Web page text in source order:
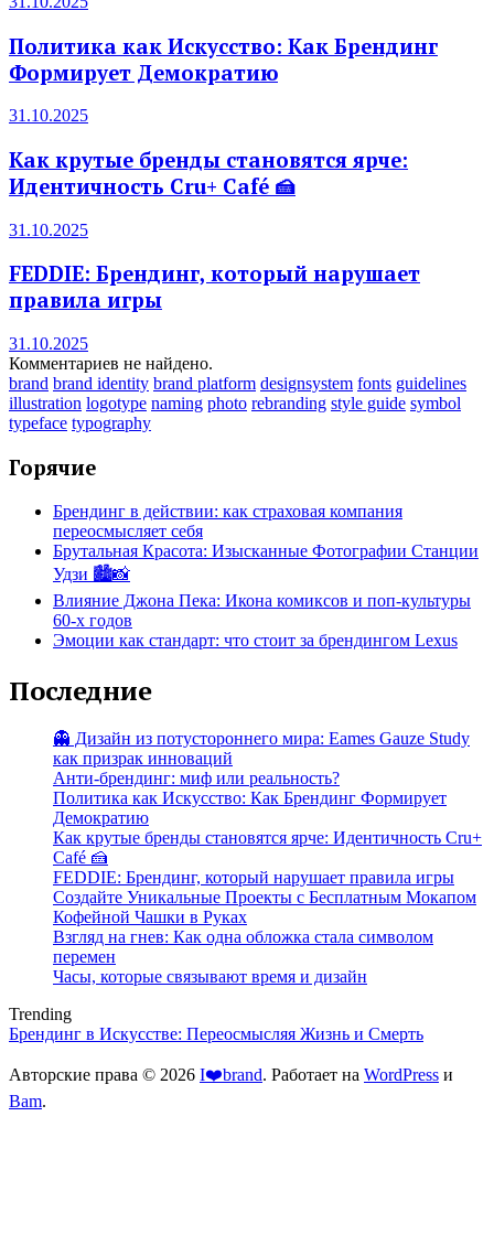
Политика как Искусство: Как Брендинг
Формирует Демократию
31.10.2025
Как крутые бренды становятся ярче:
Идентичность Cru+ Café 🍰
31.10.2025
FEDDIE: Брендинг, который нарушает
правила игры
31.10.2025
Комментариев не найдено.
brand brand identity brand platform designsystem fonts guidelines
illustration logotype naming photo rebranding style guide symbol
typeface typography
Горячие
Брендинг в действии: как страховая компания
переосмысляет себя
Брутальная Красота: Изысканные Фотографии Станции
Удзи 🏙️📸
Влияние Джона Пека: Икона комиксов и поп-культуры
60-х годов
Эмоции как стандарт: что стоит за брендингом Lexus
Последние
👻 Дизайн из потустороннего мира: Eames Gauze Study
как призрак инноваций
Анти-брендинг: миф или реальность?
Политика как Искусство: Как Брендинг Формирует
Демократию
Как крутые бренды становятся ярче: Идентичность Cru+
Café 🍰
FEDDIE: Брендинг, который нарушает правила игры
Создайте Уникальные Проекты с Бесплатным Мокапом
Кофейной Чашки в Руках
Взгляд на гнев: Как одна обложка стала символом
перемен
Часы, которые связывают время и дизайн
Trending
Брендинг в Искусстве: Переосмысляя Жизнь и Смерть
Авторские права © 2026 I❤️brand. Работает на WordPress и
Bam.